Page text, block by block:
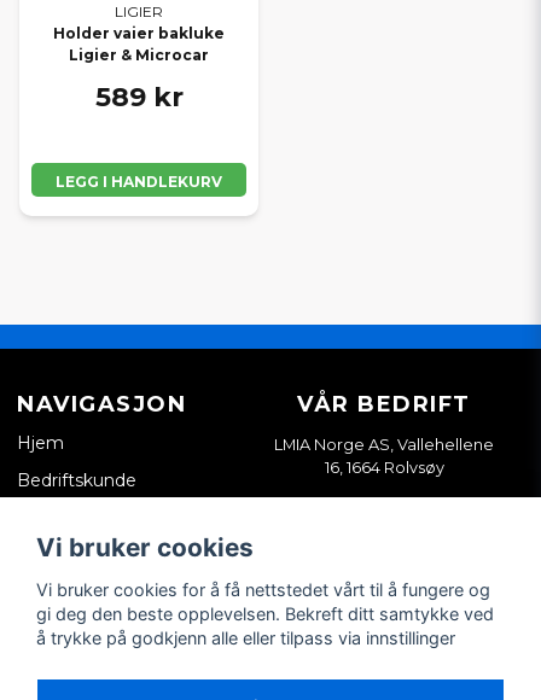
LIGIER
Holder vaier bakluke
Ligier & Microcar
589 kr
LEGG I HANDLEKURV
NAVIGASJON
Hjem
Bedriftskunde
Salgsvilkår
Tips & guider
VÅR BEDRIFT
LMIA Norge AS, Vallehellene
16, 1664 Rolvsøy
Org. nr. 933898814
SOSIALE MEDIER
Facebook
MIN KONTO
Logg inn
Vi bruker cookies
Vi bruker cookies for å få nettstedet vårt til å fungere og
gi deg den beste opplevelsen. Bekreft ditt samtykke ved
å trykke på godkjenn alle eller tilpass via innstillinger